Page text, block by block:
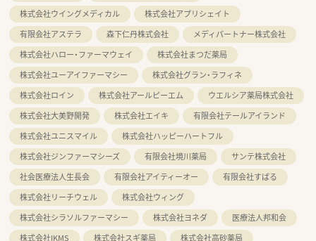
株式会社ウイングメディカル
株式会社アプリシェイト
有限会社アステラ
森下仁丹株式会社
メディパートナー株式会社
株式会社ハロー・ファーマウェイ
株式会社まつだ薬局
株式会社ユーアイファーマシー
株式会社グラン・ラフィネ
株式会社ロイン
株式会社アールピーエム
ウエルシア薬局株式会社
株式会社大美野開発
株式会社エイキ
有限会社テールアイランド
株式会社ユニスマイル
株式会社ハッピーハートフル
株式会社ジンファーマシーズ
有限会社境川薬局
サンテ株式会社
社会医療法人生長会
有限会社アイティーオー
有限会社すばる
株式会社リーチウェル
株式会社ウィング
株式会社シラソルファーマシー
株式会社ヨネダ
医療法人邦和会
株式会社IKMS
株式会社スギ薬局
株式会社高砂薬局